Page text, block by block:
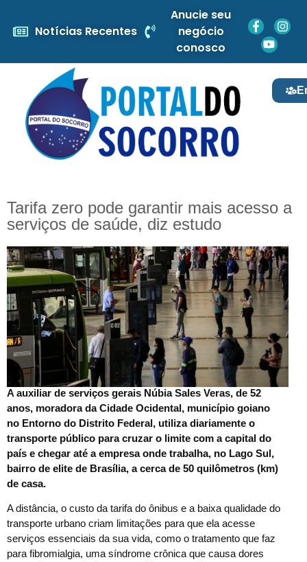
Notícias Recentes
Anucie seu
negócio
conosco
Tarifa zero pode garantir mais acesso a
serviços de saúde, diz estudo
A auxiliar de serviços gerais Núbia Sales Veras, de 52
anos, moradora da Cidade Ocidental, município goiano
no Entorno do Distrito Federal, utiliza diariamente o
transporte público para cruzar o limite com a capital do
país e chegar até a empresa onde trabalha, no Lago Sul,
bairro de elite de Brasília, a cerca de 50 quilômetros (km)
de casa.
A distância, o custo da tarifa do ônibus e a baixa qualidade do
transporte urbano criam limitações para que ela acesse
serviços essenciais da sua vida, como o tratamento que faz
para fibromialgia, uma síndrome crônica que causa dores